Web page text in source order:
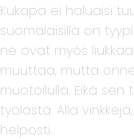
Kukapa ei haluaisi
suomalaisilla on
ne ovat myös
muuttaa, mutta
muotoilulla. Eikä
työlästä. Alla
helposti.